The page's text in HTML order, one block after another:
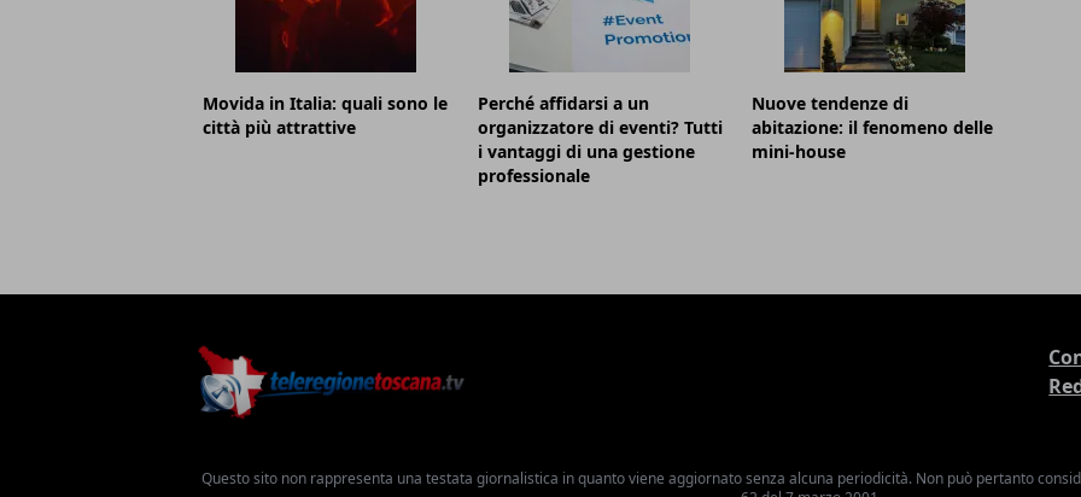
Movida in Italia: quali sono le
città più attrattive
Perché affidarsi a un
organizzatore di eventi? Tutti
i vantaggi di una gestione
professionale
Nuove tendenze di
abitazione: il fenomeno delle
mini-house
Questo sito non rappresenta una testata giornalistica in quanto viene aggiornato senza alcuna periodicità. Non può pertanto